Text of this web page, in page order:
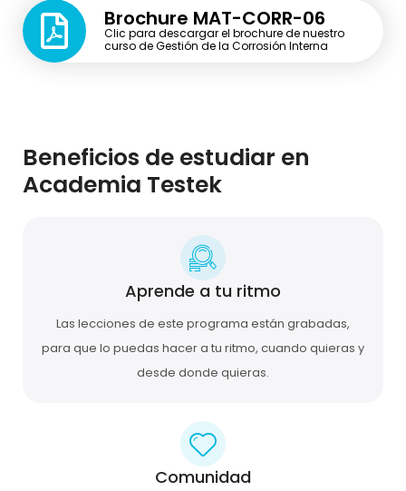
Brochure MAT-CORR-06
Clic para descargar el brochure de nuestro
curso de Gestión de la Corrosión Interna
Beneficios de estudiar en
Academia Testek
Aprende a tu ritmo
Las lecciones de este programa están grabadas,
para que lo puedas hacer a tu ritmo, cuando quieras y
desde donde quieras.
Comunidad